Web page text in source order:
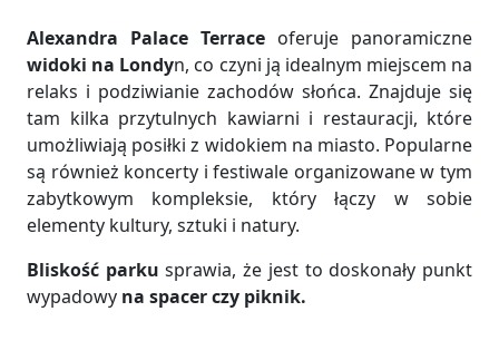
Alexandra Palace Terrace oferuje panoramiczne
widoki na Londyn, co czyni ją idealnym miejscem na
relaks i podziwianie zachodów słońca. Znajduje się
tam kilka przytulnych kawiarni i restauracji, które
umożliwiają posiłki z widokiem na miasto. Popularne
są również koncerty i festiwale organizowane w tym
zabytkowym kompleksie, który łączy w sobie
elementy kultury, sztuki i natury.
Bliskość parkusprawia, że jest to doskonały punkt
wypadowy na spacer czy piknik.